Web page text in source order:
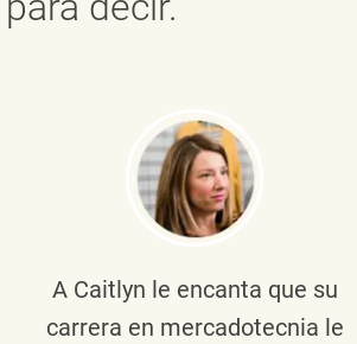
A Caitlyn le encanta que su
carrera en mercadotecnia le